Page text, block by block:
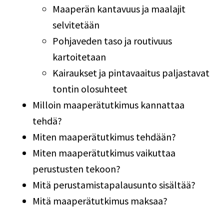
Maaperän kantavuus ja maalajit
selvitetään
Pohjaveden taso ja routivuus
kartoitetaan
Kairaukset ja pintavaaitus paljastavat
tontin olosuhteet
Milloin maaperätutkimus kannattaa
tehdä?
Miten maaperätutkimus tehdään?
Miten maaperätutkimus vaikuttaa
perustusten tekoon?
Mitä perustamistapalausunto sisältää?
Mitä maaperätutkimus maksaa?